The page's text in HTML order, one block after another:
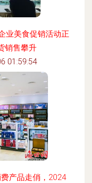
业美食促销活动正
销售攀升
01:59:54
产品走俏，2024